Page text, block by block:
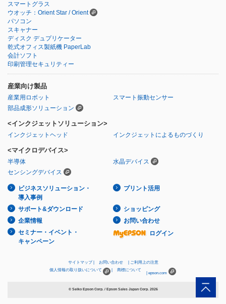
スマートグラス
ウオッチ：Orient Star / Orient
パソコン
スキャナー
ディスク デュプリケーター
乾式オフィス製紙機 PaperLab
会計ソフト
印刷管理セキュリティー
産業向け製品
産業用ロボット
スマート振動センサー
部品成形ソリューション
<インクジェットソリューション>
インクジェットヘッド インクジェットによるものづくり
<マイクロデバイス>
半導体
水晶デバイス
センシングデバイス
ビジネスソリューション・
導入事例
プリント活用
サポート&ダウンロード
ショッピング
企業情報
お問い合わせ
セミナー・イベント・
キャンペーン
ログイン
サイトマップ お問い合わせ
ご利用上の注意
個人情報の取り扱いについて
商標について
epson.com
© Seiko Epson Corp. / Epson Sales Japan Corp. 2026